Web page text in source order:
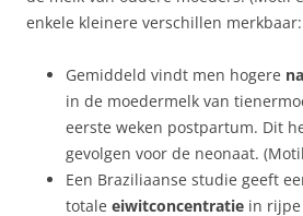
enkele kleinere verschillen merkbaar:
Gemiddeld vindt men hogere
in de moedermelk van
eerste weken postpartum. Dit
gevolgen voor de neonaat.
Een Braziliaanse studie geeft
totale eiwitconcentratie in rijpe